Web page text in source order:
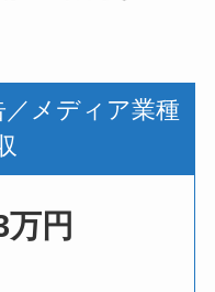
メディア業種
円